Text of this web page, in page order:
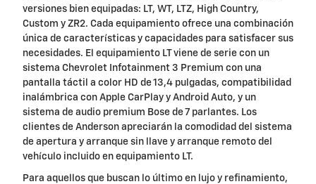
versiones bien equipadas: LT, WT, LTZ, High Country,
Custom y ZR2. Cada equipamiento ofrece una combinación
única de características y capacidades para satisfacer sus
necesidades. El equipamiento LT viene de serie con un
sistema Chevrolet Infotainment 3 Premium con una
pantalla táctil a color HD de 13,4 pulgadas, compatibilidad
inalámbrica con Apple CarPlay y Android Auto, y un
sistema de audio premium Bose de 7 parlantes. Los
clientes de Anderson apreciarán la comodidad del sistema
de apertura y arranque sin llave y arranque remoto del
vehículo incluido en equipamiento LT.
Para aquellos que buscan lo último en lujo y refinamiento,